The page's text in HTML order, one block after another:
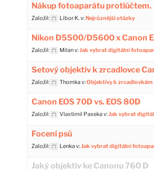
Nákup fotoaparátu protiúčtem.
Založil: Libor K.v:Nejrůznější otázky
Nikon D5500/D5600 x Canon
Založil: Milanv:Jak vybrat digitální
Setový objektiv k zrcadlovce
Založil: Thomkav:Objektivy k zrcadlovkám
Canon EOS 70D vs. EOS 80D
Založil: Vlastimil Pasekav:Jak vybrat
Focení psů
Založil: Lenkav:Jak vybrat digitální
Jaký objektiv ke Canonu 760 D